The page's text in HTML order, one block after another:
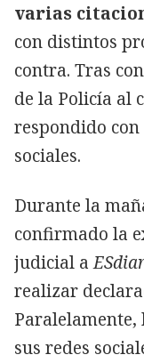
varias
con distintos
contra. Tras
de la Policía al
respondido con
sociales.
Durante la
confirmado la
judicial a
realizar
sus redes